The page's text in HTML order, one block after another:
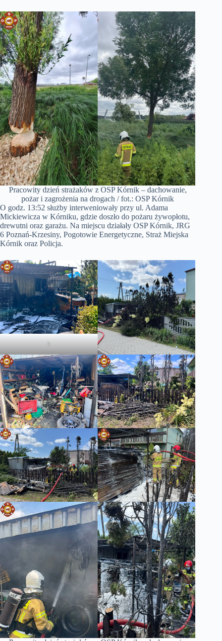
Pracowity dzień strażaków z OSP Kórnik – dachowanie,
pożar i zagrożenia na drogach / fot.: OSP Kórnik
O godz. 13:52 służby interweniowały przy ul. Adama
Mickiewicza w Kórniku, gdzie doszło do pożaru żywopłotu,
drewutni oraz garażu. Na miejscu działały OSP Kórnik, JRG
6 Poznań-Krzesiny, Pogotowie Energetyczne, Straż Miejska
Kórnik oraz Policja.
k